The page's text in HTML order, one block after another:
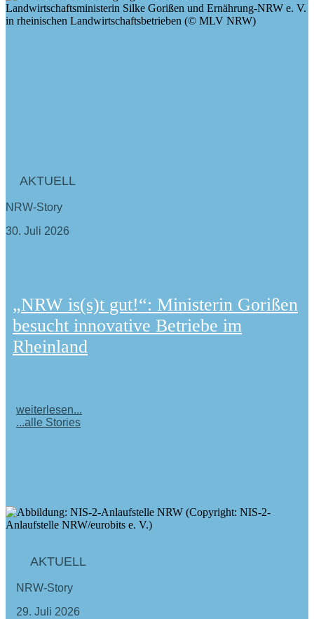
AKTUELL
NRW-Story
30. Juli 2026
„NRW is(s)t gut!“: Ministerin Gorißen
besucht innovative Betriebe im
Rheinland
weiterlesen...
...alle Stories
AKTUELL
NRW-Story
29. Juli 2026